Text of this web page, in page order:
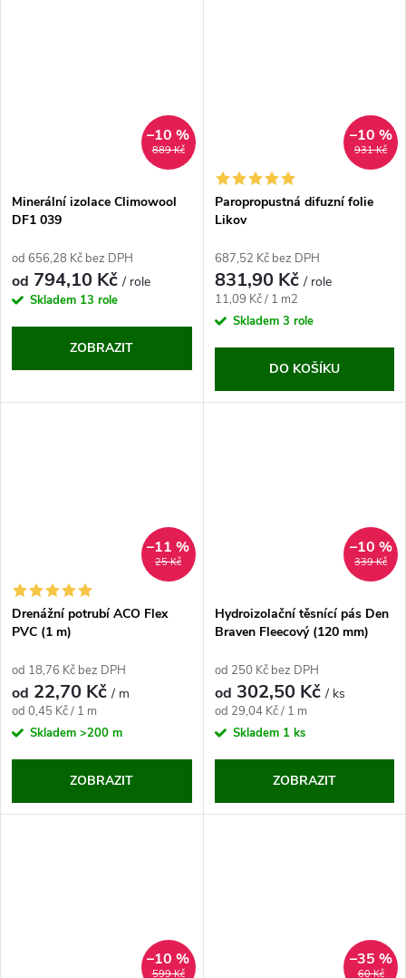
889 Kč
–10 %
Minerální izolace Climowool
DF1 039
od 656,28 Kč bez DPH
od 794,10 Kč/ role
Skladem 13 role
ZOBRAZIT
931 Kč
–10 %
Paropropustná difuzní folie
Likov
687,52 Kč bez DPH
831,90 Kč/ role
Měrná
cena:
11,09 Kč / 1 m2
Skladem 3 role
DO KOŠÍKU
25 Kč
–11 %
Drenážní potrubí ACO Flex
PVC (1 m)
od 18,76 Kč bez DPH
od 22,70 Kč/ m
Měrná
cena:
od 0,45 Kč / 1 m
Skladem >200 m
ZOBRAZIT
339 Kč
–10 %
Hydroizolační těsnící pás Den
Braven Fleecový (120 mm)
od 250 Kč bez DPH
od 302,50 Kč/ ks
Měrná
cena:
od 29,04 Kč / 1 m
Skladem 1 ks
ZOBRAZIT
599 Kč
–10 %
60 Kč
–35 %